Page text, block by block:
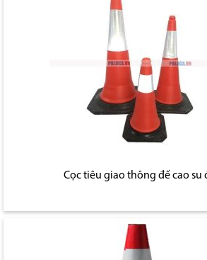
Cọc tiêu giao thông đế cao su